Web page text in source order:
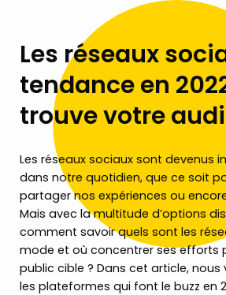
Les réseaux
tendance en
trouve votre
Les réseaux sociaux sont devenus
dans notre quotidien, que ce soit
partager nos expériences ou
Mais avec la multitude d’options
comment savoir quels sont les
mode et où concentrer ses efforts
public cible ? Dans cet article, nous
les plateformes qui font le buzz en